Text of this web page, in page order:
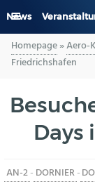
News
GENERAL
LUFTVERKEHR
Homepage»Aero-
Friedrichshafen
Days
AN-2- DORNIER-